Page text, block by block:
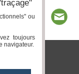
ou
toujours
navigateur.